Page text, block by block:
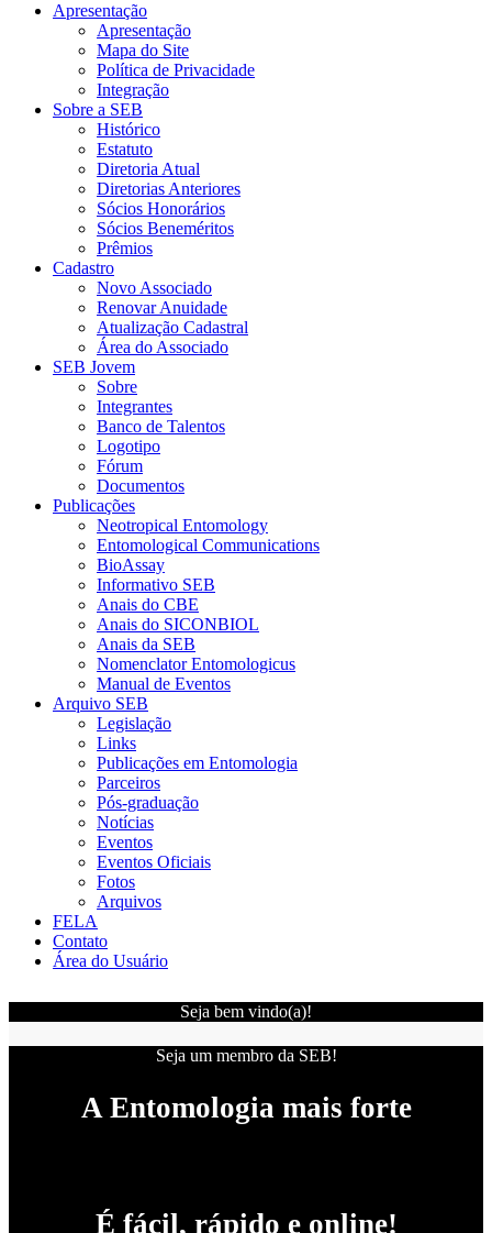
Apresentação
Apresentação
Mapa do Site
Política de Privacidade
Integração
Sobre a SEB
Histórico
Estatuto
Diretoria Atual
Diretorias Anteriores
Sócios Honorários
Sócios Beneméritos
Prêmios
Cadastro
Novo Associado
Renovar Anuidade
Atualização Cadastral
Área do Associado
SEB Jovem
Sobre
Integrantes
Banco de Talentos
Logotipo
Fórum
Documentos
Publicações
Neotropical Entomology
Entomological Communications
BioAssay
Informativo SEB
Anais do CBE
Anais do SICONBIOL
Anais da SEB
Nomenclator Entomologicus
Manual de Eventos
Arquivo SEB
Legislação
Links
Publicações em Entomologia
Parceiros
Pós-graduação
Notícias
Eventos
Eventos Oficiais
Fotos
Arquivos
FELA
Contato
Área do Usuário
Seja bem vindo(a)!
Seja um membro da SEB!
A Entomologia mais forte
É fácil, rápido e online!